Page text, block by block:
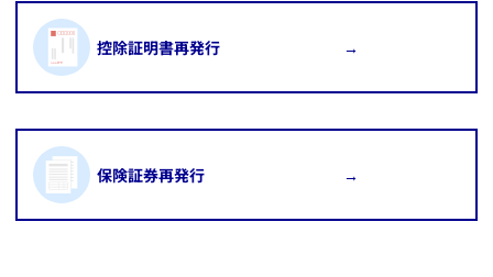
​控除証明書再発行 →
​保険証券再発行 →